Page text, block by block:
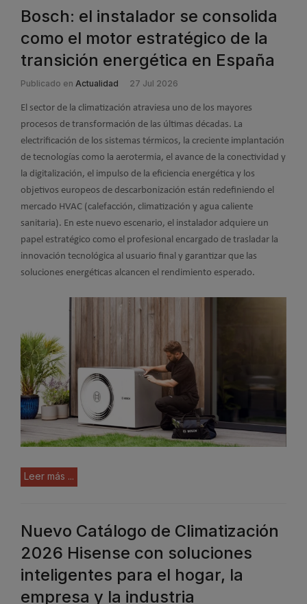
Bosch: el instalador se consolida
como el motor estratégico de la
transición energética en España
Publicado en Actualidad 27 Jul 2026
El sector de la climatización atraviesa uno de los mayores
procesos de transformación de las últimas décadas. La
electrificación de los sistemas térmicos, la creciente implantación
de tecnologías como la aerotermia, el avance de la conectividad y
la digitalización, el impulso de la eficiencia energética y los
objetivos europeos de descarbonización están redefiniendo el
mercado HVAC (calefacción, climatización y agua caliente
sanitaria). En este nuevo escenario, el instalador adquiere un
papel estratégico como el profesional encargado de trasladar la
innovación tecnológica al usuario final y garantizar que las
soluciones energéticas alcancen el rendimiento esperado.
Leer más ...
Nuevo Catálogo de Climatización
2026 Hisense con soluciones
inteligentes para el hogar, la
empresa y la industria